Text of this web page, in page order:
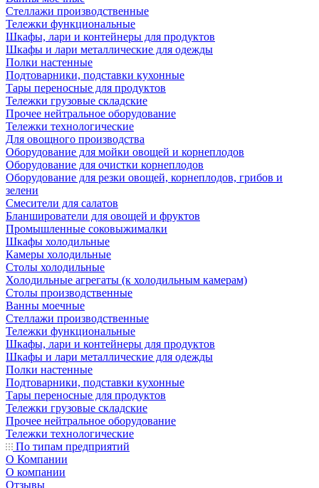
Стеллажи производственные
Тележки функциональные
Шкафы, лари и контейнеры для продуктов
Шкафы и лари металлические для одежды
Полки настенные
Подтоварники, подставки кухонные
Тары переносные для продуктов
Тележки грузовые складские
Прочее нейтральное оборудование
Тележки технологические
Для овощного производства
Оборудование для мойки овощей и корнеплодов
Оборудование для очистки корнеплодов
Оборудование для резки овощей, корнеплодов, грибов и
зелени
Смесители для салатов
Бланширователи для овощей и фруктов
Промышленные соковыжималки
Шкафы холодильные
Камеры холодильные
Столы холодильные
Холодильные агрегаты (к холодильным камерам)
Столы производственные
Ванны моечные
Стеллажи производственные
Тележки функциональные
Шкафы, лари и контейнеры для продуктов
Шкафы и лари металлические для одежды
Полки настенные
Подтоварники, подставки кухонные
Тары переносные для продуктов
Тележки грузовые складские
Прочее нейтральное оборудование
Тележки технологические
По типам предприятий
О Компании
О компании
Отзывы